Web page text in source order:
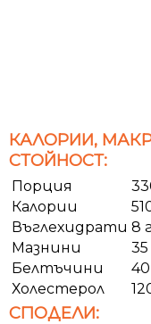
КАЛОРИИ,
СТОЙНОСТ:
Порция
Калории
Въглехидрати 8
Мазнини
35
Белтъчини
Холестерол
СПОДЕЛИ: